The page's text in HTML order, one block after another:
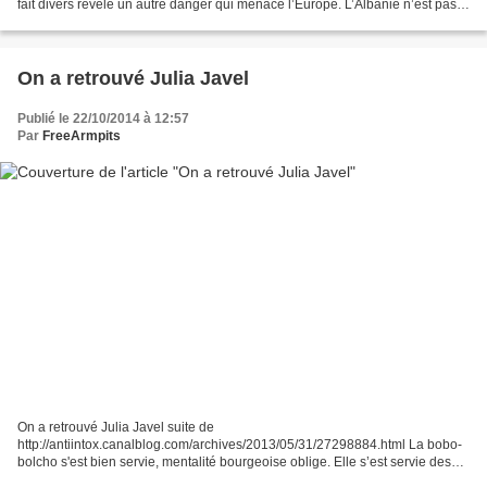
fait divers révèle un autre danger qui menace l’Europe. L’Albanie n’est pas
On a retrouvé Julia Javel
Publié le 22/10/2014 à 12:57
Par FreeArmpits
On a retrouvé Julia Javel suite de
http://antiintox.canalblog.com/archives/2013/05/31/27298884.html La bobo-
bolcho s'est bien servie, mentalité bourgeoise oblige. Elle s’est servie des